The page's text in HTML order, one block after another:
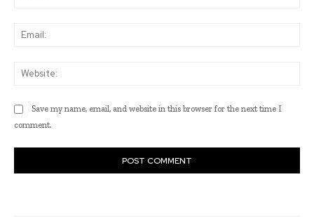
Save my name, email, and website in this browser for the next time I
comment.